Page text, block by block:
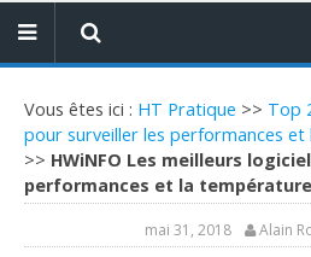
Vous êtes ici : HT Pratique >> Top
pour surveiller les performances et
>> HWiNFO Les meilleurs
performances et la température
mai 31, 2018 Alain